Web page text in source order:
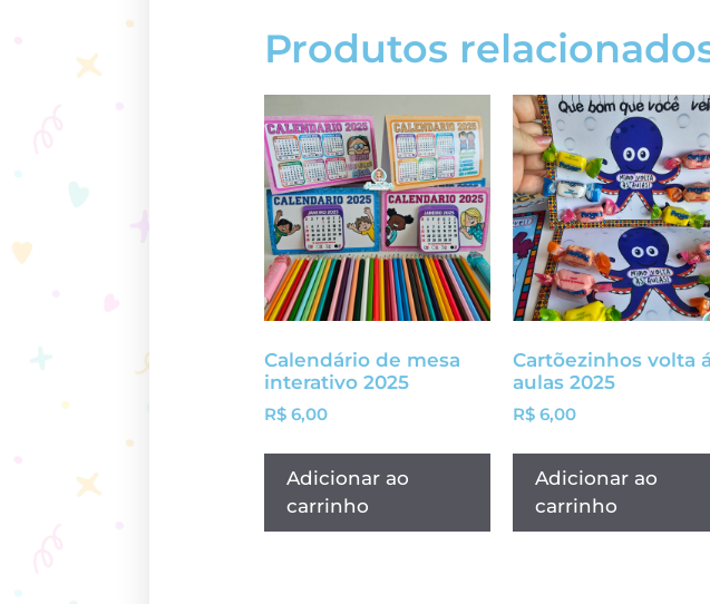
Produtos
Calendário de mesa
interativo 2025
R$ 6,00
Adicionar ao
carrinho
Cartõezinhos volta
aulas 2025
R$6,00
Adicionar ao
carrinho